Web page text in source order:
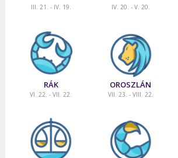
III. 21. - IV. 19. IV. 20. - V. 20.
RÁK
VI. 22. - VII. 22.
OROSZLÁN
VII. 23. - VIII. 22.
Jelszó
Bejelentkezés